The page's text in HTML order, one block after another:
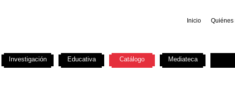
Inicio Quiénes
Investigación Educativa Catálogo Mediateca